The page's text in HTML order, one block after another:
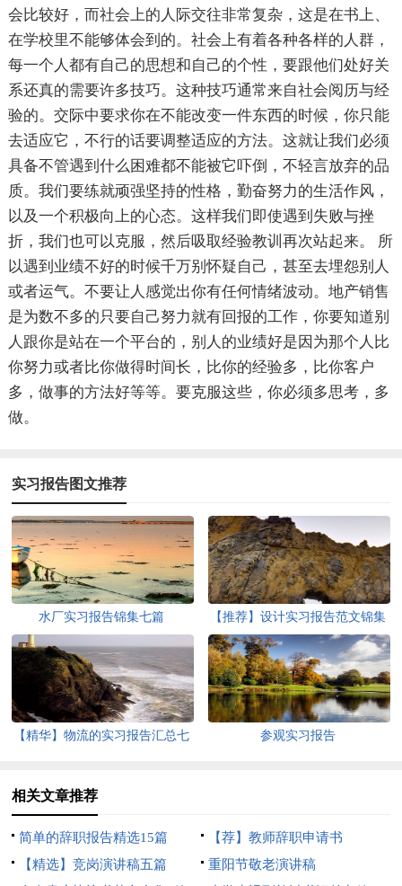
会比较好，而社会上的人际交往非常复杂，这是在书上、
在学校里不能够体会到的。社会上有着各种各样的人群，
每一个人都有自己的思想和自己的个性，要跟他们处好关
系还真的需要许多技巧。这种技巧通常来自社会阅历与经
验的。交际中要求你在不能改变一件东西的时候，你只能
去适应它，不行的话要调整适应的方法。这就让我们必须
具备不管遇到什么困难都不能被它吓倒，不轻言放弃的品
质。我们要练就顽强坚持的性格，勤奋努力的生活作风，
以及一个积极向上的心态。这样我们即使遇到失败与挫
折，我们也可以克服，然后吸取经验教训再次站起来。 所
以遇到业绩不好的时候千万别怀疑自己，甚至去埋怨别人
或者运气。不要让人感觉出你有任何情绪波动。地产销售
是为数不多的只要自己努力就有回报的工作，你要知道别
人跟你是站在一个平台的，别人的业绩好是因为那个人比
你努力或者比你做得时间长，比你的经验多，比你客户
多，做事的方法好等等。要克服这些，你必须多思考，多
做。
实习报告图文推荐
水厂实习报告锦集七篇
【推荐】设计实习报告范文锦集
7篇
【精华】物流的实习报告汇总七
参观实习报告
相关文章推荐
简单的辞职报告精选15篇
【荐】教师辞职申请书
【精选】竞岗演讲稿五篇
重阳节敬老演讲稿